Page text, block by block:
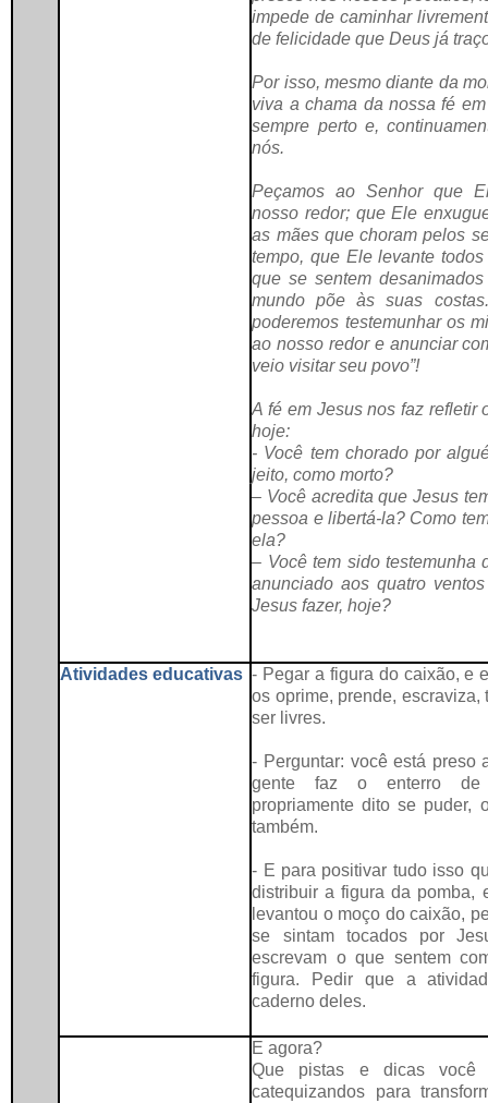
impede de caminhar
de felicidade que Deus já
Por isso, mesmo diante da
viva a chama da nossa fé
sempre perto e,
nós.
Peçamos ao Senhor que
nosso redor; que Ele
as mães que choram pelos
tempo, que Ele levante
que se sentem
mundo põe às suas
poderemos testemunhar os
ao nosso redor e anunciar
veio visitar seu povo”!
A fé em Jesus nos faz refletir
hoje:
- Você tem chorado por
jeito, como morto?
– Você acredita que Jesus
pessoa e libertá-la? Como
ela?
– Você tem sido testemunha
anunciado aos quatro
Jesus fazer, hoje?
Atividades educativas - Pegar a figura do caixão, e
os oprime, prende, escraviza,
ser livres.
- Perguntar: você está
gente faz o enterro de
propriamente dito se puder,
também.
- E para positivar tudo isso
distribuir a figura da pomba,
levantou o moço do caixão,
se sintam tocados por
escrevam o que sentem
figura. Pedir que a
caderno deles.
E agora?
Que pistas e dicas você
catequizandos para